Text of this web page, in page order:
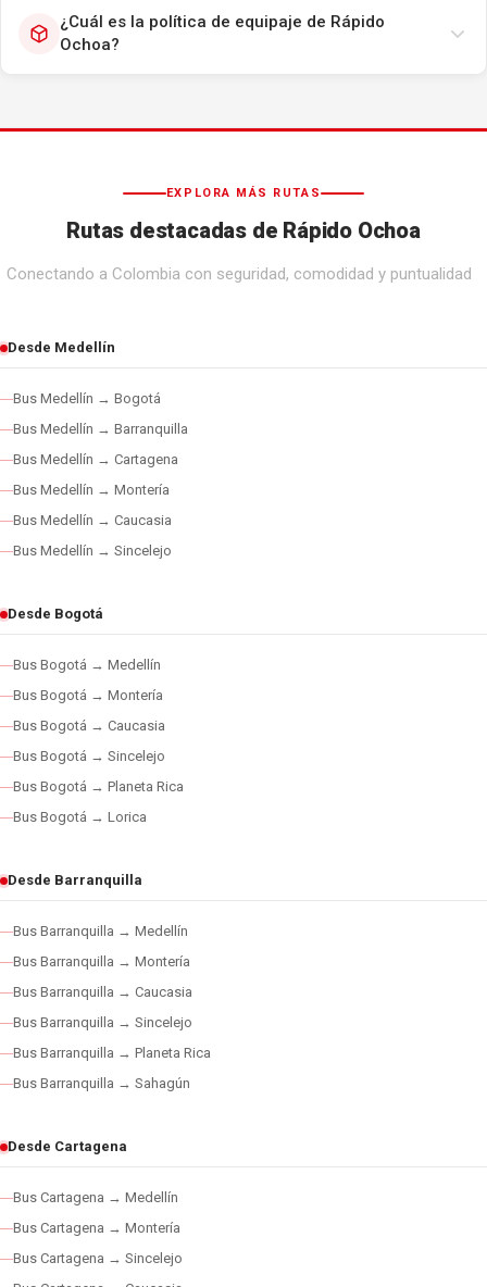
¿Cuál es la política de equipaje de Rápido
Ochoa?
EXPLORA MÁS RUTAS
Rutas destacadas de Rápido Ochoa
Conectando a Colombia con seguridad, comodidad y puntualidad
Desde Medellín
Bus Medellín → Bogotá
Bus Medellín → Barranquilla
Bus Medellín → Cartagena
Bus Medellín → Montería
Bus Medellín → Caucasia
Bus Medellín → Sincelejo
Desde Bogotá
Bus Bogotá → Medellín
Bus Bogotá → Montería
Bus Bogotá → Caucasia
Bus Bogotá → Sincelejo
Bus Bogotá → Planeta Rica
Bus Bogotá → Lorica
Desde Barranquilla
Bus Barranquilla → Medellín
Bus Barranquilla → Montería
Bus Barranquilla → Caucasia
Bus Barranquilla → Sincelejo
Bus Barranquilla → Planeta Rica
Bus Barranquilla → Sahagún
Desde Cartagena
Bus Cartagena → Medellín
Bus Cartagena → Montería
Bus Cartagena → Sincelejo